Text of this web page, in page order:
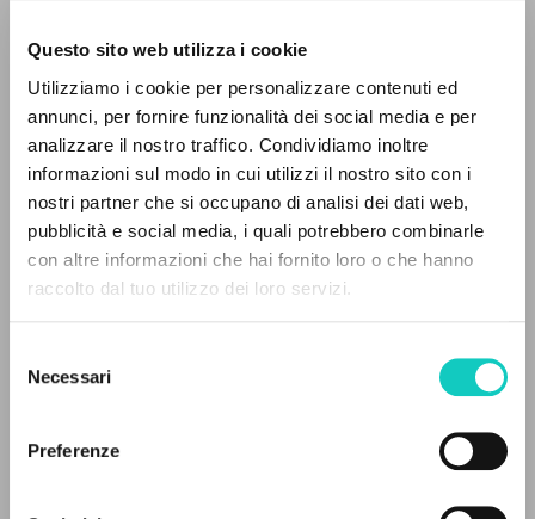
Questo sito web utilizza i cookie
Utilizziamo i cookie per personalizzare contenuti ed
annunci, per fornire funzionalità dei social media e per
analizzare il nostro traffico. Condividiamo inoltre
informazioni sul modo in cui utilizzi il nostro sito con i
nostri partner che si occupano di analisi dei dati web,
pubblicità e social media, i quali potrebbero combinarle
con altre informazioni che hai fornito loro o che hanno
raccolto dal tuo utilizzo dei loro servizi.
delNecessari
Preferenze
Cordas DurvalTranslator
Giussani LuigiAuthor
Portoghese BR
Litterae Communionis-CL
1994
0RESULTS FOUND
MORE RESULTS